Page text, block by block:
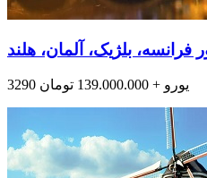
3290 یورو + 139.000.000 تومان